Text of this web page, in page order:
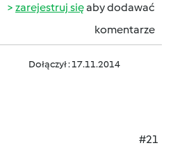
zarejestruj sięaby dodawać
komentarze
Dołączył : 17.11.2014
#21